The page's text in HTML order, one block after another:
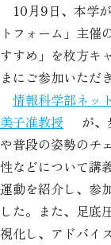
10月9日、本学
トフォーム」主催
すすめ」を枚方キ
まにご参加いただ
情報科学部ネッ
美子准教授
が
や普段の姿勢のチ
性などについて講
運動を紹介し、参
した。また、足底
視化し、アドバイ